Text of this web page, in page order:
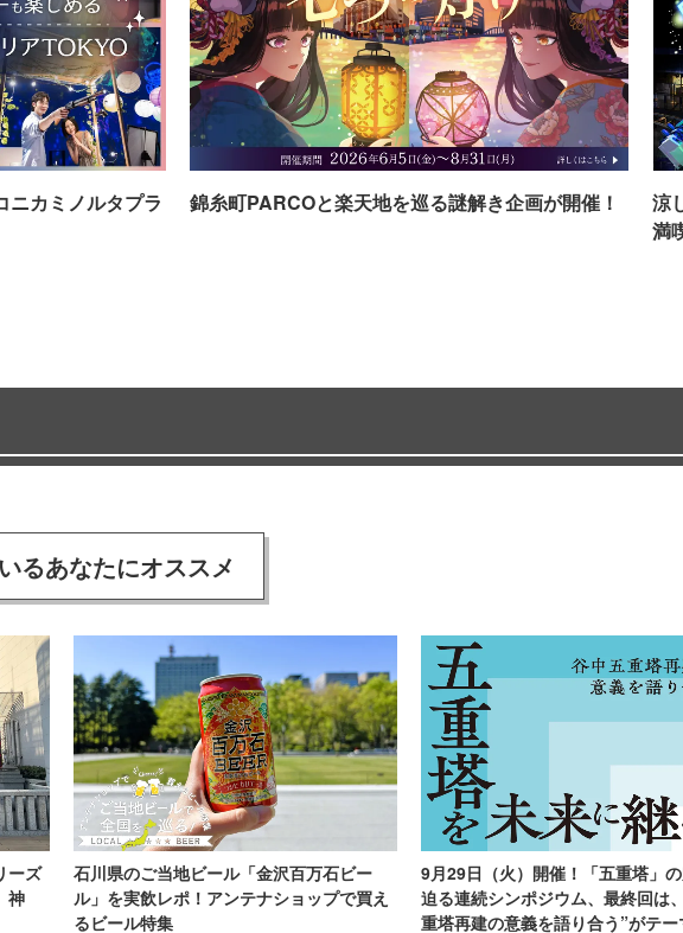
ニカミノルタプラ
錦糸町PARCOと楽天地を巡る謎解き企画が開催！
涼
満
るあなたにオススメ
ーズ
神
石川県のご当地ビール「金沢百万石ビー
ル」を実飲レポ！アンテナショップで買え
るビール特集
9月29日（火）開催！「五重塔」
迫る連続シンポジウム、最終回は
重塔再建の意義を語り合う”がテー